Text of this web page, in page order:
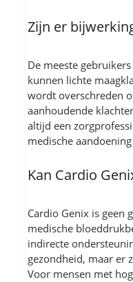
Zijn er
De meeste
kunnen lichte
wordt overschreden
aanhoudende
altijd een
medische
Kan Cardio
Cardio Genix is geen
medische
indirecte
gezondheid, maar er
Voor mensen met